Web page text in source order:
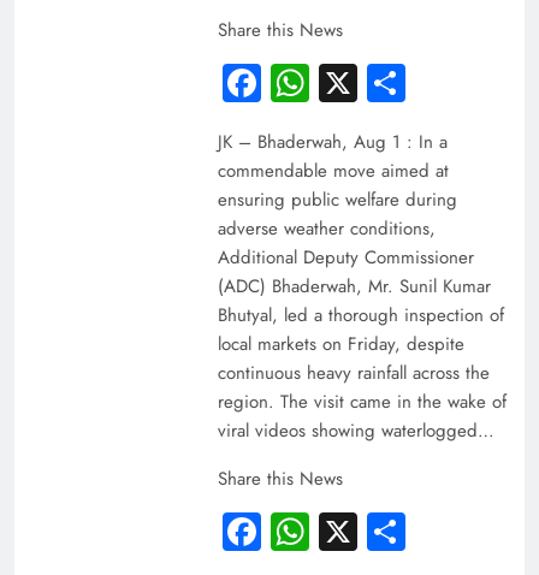
Share this News
Facebook
WhatsApp
X Share
JK – Bhaderwah, Aug 1 : In a
commendable move aimed at
ensuring public welfare during
adverse weather conditions,
Additional Deputy Commissioner
(ADC) Bhaderwah, Mr. Sunil Kumar
Bhutyal, led a thorough inspection of
local markets on Friday, despite
continuous heavy rainfall across the
region. The visit came in the wake of
viral videos showing waterlogged…
Share this News
Facebook
WhatsApp
X Share